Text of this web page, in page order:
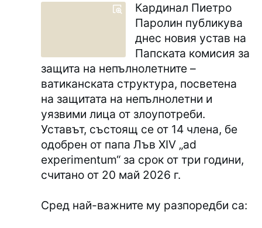
Кардинал Пиетро
Паролин публикува
днес новия устав на
Папската комисия за
защита на непълнолетните –
ватиканската структура, посветена
на защитата на непълнолетни и
уязвими лица от злоупотреби.
Уставът, състоящ се от 14 члена, бе
одобрен от папа Лъв XIV „ad
experimentum“ за срок от три години,
считано от 20 май 2026 г.
Сред най-важните му разпоредби са: